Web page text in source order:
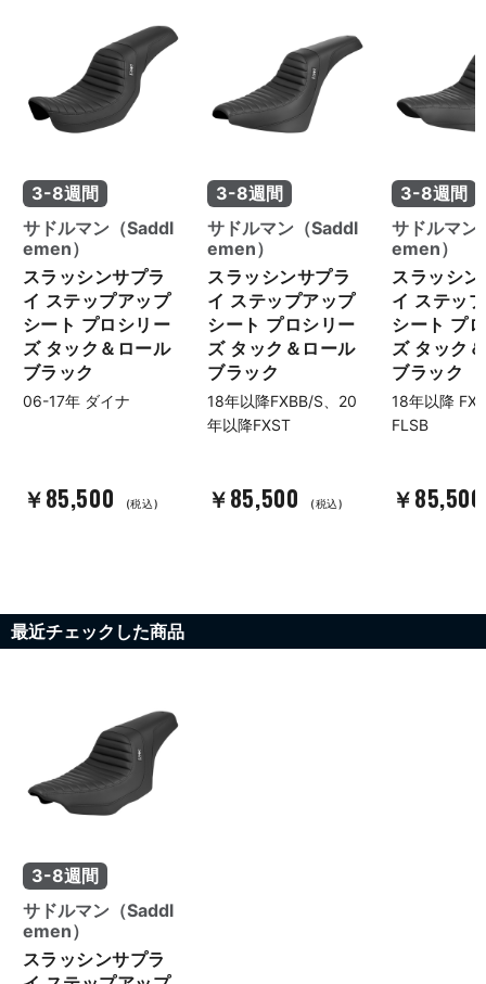
3-8週間
サドルマン（Saddl
emen）
スラッシンサプラ
イ ステップアップ
シート プロシリー
ズ タック＆ロール
ブラック
06-17年 ダイナ
￥85,500 (税込)
3-8週間
サドルマン（Saddl
emen）
スラッシンサプラ
イ ステップアップ
シート プロシリー
ズ タック＆ロール
ブラック
18年以降FXBB/S、20
年以降FXST
￥85,500 (税込)
3-8週間
サドルマン
emen）
スラッシ
イ ステッ
シート プ
ズ タック
ブラック
18年以降
FLSB
￥
最近チェックした商品
3-8週間
サドルマン（Saddl
emen）
スラッシンサプラ